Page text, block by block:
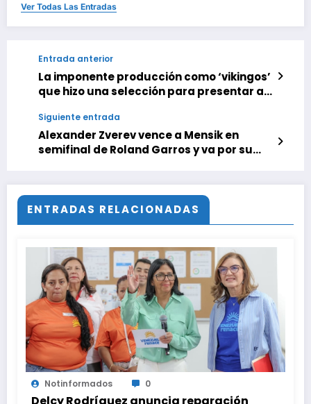
Ver Todas Las Entradas
Entrada anterior
La imponente producción como ‘vikingos’
que hizo una selección para presentar al
Siguiente entrada
Alexander Zverev vence a Mensik en
semifinal de Roland Garros y va por su
ENTRADAS RELACIONADAS
Notinformados 0
Delcy Rodríguez anuncia reparación